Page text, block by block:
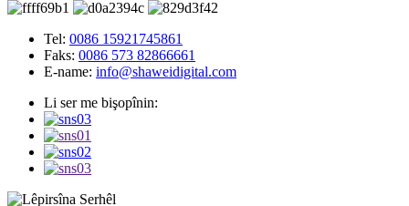
Tel: 0086 15921745861
Faks: 0086 573 82866661
E-name: info@shaweidigital.com
Li ser me bişopînin: